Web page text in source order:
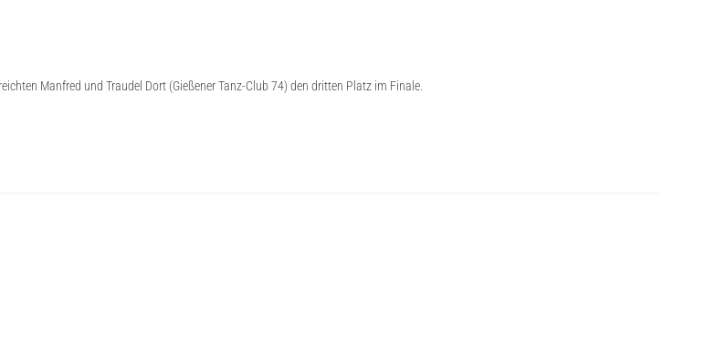
Manfred und Traudel Dort (Gießener Tanz-Club 74) den dritten Platz im Finale.